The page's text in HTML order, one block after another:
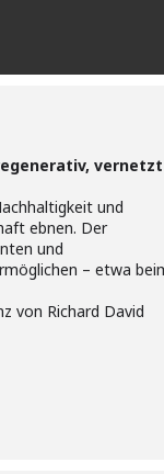
vernetzt
und
ebnen. Der
und
– etwa
von Richard David